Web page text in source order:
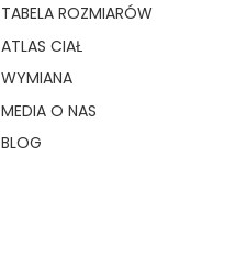
TABELA ROZMIARÓW
ATLAS CIAŁ
WYMIANA
MEDIA O NAS
BLOG